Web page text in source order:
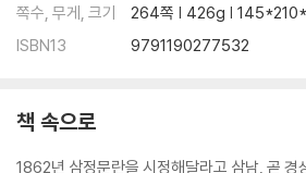
쪽수, 무게, 크기
264쪽 | 426g |
ISBN13
9791190277532
책 속으로
1862년 삼정문란을 시정해달라고 삼남, 곧 경